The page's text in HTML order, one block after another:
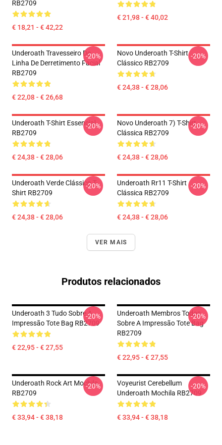
RB2709
€ 18,21 - € 42,22
€ 21,98 - € 40,02
Underoath Travesseiro De
Linha De Derretimento Facial
RB2709
€ 22,08 - € 26,68
-20%
Novo Underoath T-Shirt
Clássico RB2709
€ 24,38 - € 28,06
-20%
Underoath T-Shirt Essencial
RB2709
€ 24,38 - € 28,06
-20%
Novo Underoath 7) T-Shirt
Clássica RB2709
€ 24,38 - € 28,06
-20%
Underoath Verde Clássico T-
Shirt RB2709
€ 24,38 - € 28,06
-20%
Underoath Rr11 T-Shirt
Clássica RB2709
€ 24,38 - € 28,06
-20%
VER MAIS
Produtos relacionados
Underoath 3 Tudo Sobre A
Impressão Tote Bag RB2709
€ 22,95 - € 27,55
-20%
Underoath Membros Todos
Sobre A Impressão Tote Bag
RB2709
€ 22,95 - € 27,55
-20%
Underoath Rock Art Mochila
RB2709
€ 33,94 - € 38,18
-20%
Voyeurist Cerebellum
Underoath Mochila RB2709
€ 33,94 - € 38,18
-20%